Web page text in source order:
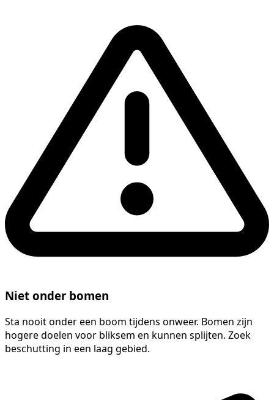
Niet onder bomen
Sta nooit onder een boom tijdens onweer. Bomen zijn
hogere doelen voor bliksem en kunnen splijten. Zoek
beschutting in een laag gebied.